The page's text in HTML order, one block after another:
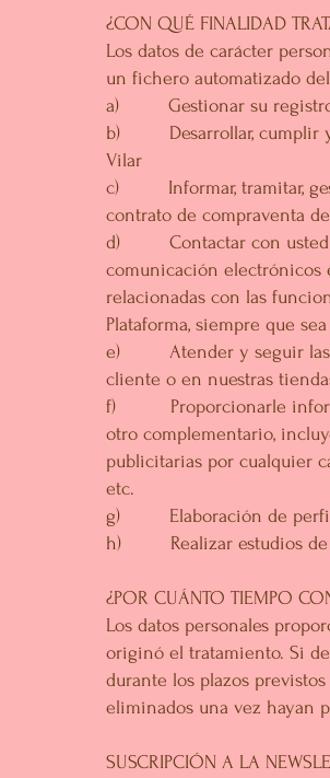
¿CON QUÉ FINALIDAD
Los datos de carácter
un fichero automatizado
a) Gestionar su registro
b) Desarrollar, cumplir y
Vilar
c) Informar, tramitar,
contrato de compraventa
d) Contactar con usted a
comunicación electrónicos
relacionadas con las
Plataforma, siempre que
e) Atender y seguir las
cliente o en nuestras
f) Proporcionarle
otro complementario,
publicitarias por cualquier
etc.
g) Elaboración de
h) Realizar estudios de
¿POR CUÁNTO TIEMPO
Los datos personales
originó el tratamiento. Si
durante los plazos
eliminados una vez hayan
SUSCRIPCIÓN A LA